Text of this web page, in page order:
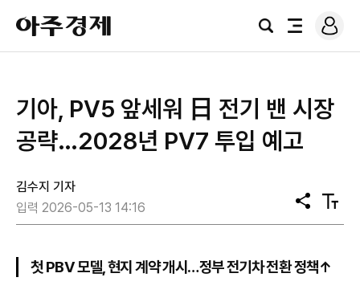
아
주
경
검
전
로
그
기아, PV5 앞세워 日 전기 밴 시장
공략…2028년 PV7 투입 예고
김수지 기자
입력 2026-05-13 14:16
공
유
텍
스
첫 PBV 모델, 현지 계약 개시…정부 전기차 전환 정책↑